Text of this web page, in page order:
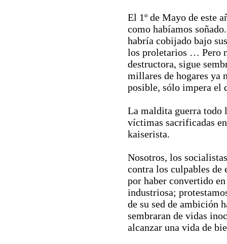
El 1º de Mayo de este
como habíamos
habría cobijado bajo
los proletarios … Pero
destructora, sigue
millares de hogares ya
posible, sólo impera
La maldita guerra todo
víctimas sacrificadas
kaiserista.
Nosotros, los
contra los culpables de
por haber convertido
industriosa;
de su sed de ambición
sembraran de vidas
alcanzar una vida de